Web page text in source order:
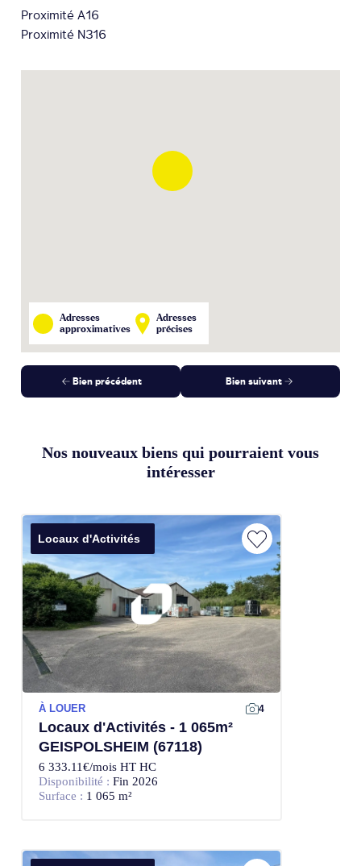
Proximité A16
Proximité N316
Adresses
approximatives
Adresses
précises
Bien précédent Bien suivant
Nos nouveaux biens qui pourraient vous
intéresser
Locaux d'Activités
À LOUER 4
Locaux d'Activités - 1 065m²
GEISPOLSHEIM (67118)
6 333.11€/mois HT HC
Disponibilité : Fin 2026
Surface : 1 065 m²